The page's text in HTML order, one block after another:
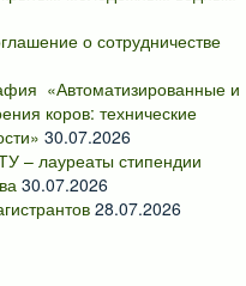
о сотрудничестве
«Автоматизированные и
коров: технические
30.07.2026
– лауреаты стипендии
30.07.2026
28.07.2026